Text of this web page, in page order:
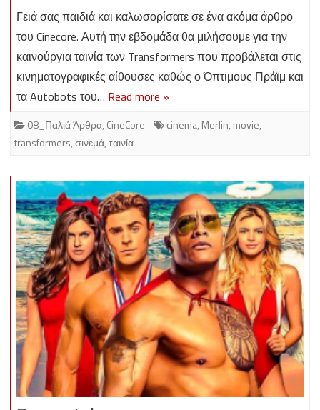
Γειά σας παιδιά και καλωσορίσατε σε ένα ακόμα άρθρο
του Cinecore. Αυτή την εβδομάδα θα μιλήσουμε για την
καινούργια ταινία των Transformers που προβάλεται στις
κινηματογραφικές αίθουσες καθώς ο Όπτιμους Πράϊμ και
τα Autobots του… Read more »
08_Παλιά Άρθρα, CineCore cinema, Merlin, movie,
transformers,σινεμά,ταινία